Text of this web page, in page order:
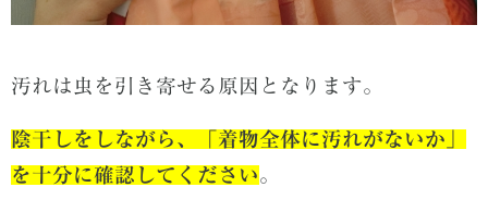
汚れは虫を引き寄せる原因となります。
陰干しをしながら、「着物全体に汚れがないか」
を十分に確認してください。